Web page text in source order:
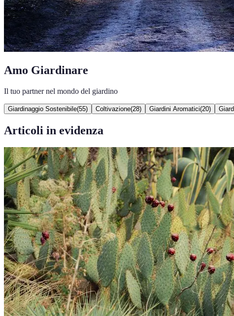
Amo Giardinare
Il tuo partner nel mondo del giardino
Giardinaggio Sostenibile(55) Coltivazione(28) Giardini Aromatici(20)
Articoli in evidenza